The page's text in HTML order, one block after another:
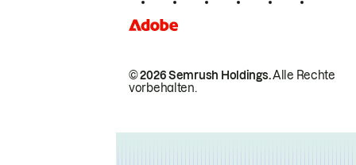
© 2026 Semrush Holdings.Alle Rechte
vorbehalten.